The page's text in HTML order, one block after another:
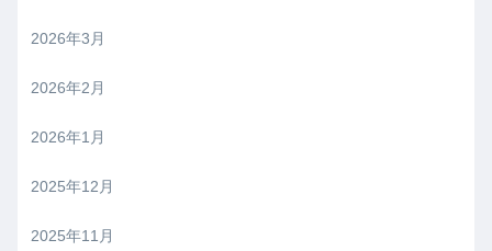
2026年3月
2026年2月
2026年1月
2025年12月
2025年11月